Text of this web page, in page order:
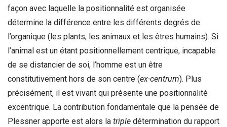
façon avec laquelle la positionnalité est organisée
détermine la différence entre les différents degrés de
l’organique (les plants, les animaux et les êtres humains). Si
l’animal est un étant positionnellement centrique, incapable
de se distancier de soi, l’homme est un être
constitutivement hors de son centre (ex-centrum). Plus
précisément, il est vivant qui présente une positionnalité
excentrique. La contribution fondamentale que la pensée de
Plessner apporte est alors la triple détermination du rapport